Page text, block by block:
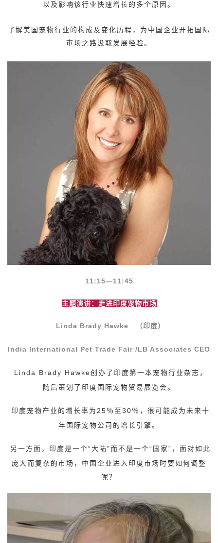
以及影响该行业快速增长的多个原因。
了解美国宠物行业的构成及变化历程，为中国企业开拓国际
市场之路汲取发展经验。
11:15—11:45
主题演讲：走进印度宠物市场
Linda Brady Hawke （印度）
India International Pet Trade Fair /LB Associates CEO
Linda Brady Hawke创办了印度第一本宠物行业杂志，
随后策划了印度国际宠物贸易展览会。
印度宠物产业的增长率为25％至30％，很可能成为未来十
年国际宠物公司的增长引擎。
另一方面，印度是一个“大陆”而不是一个“国家”，面对如此
庞大而复杂的市场，中国企业进入印度市场时要如何调整
呢？